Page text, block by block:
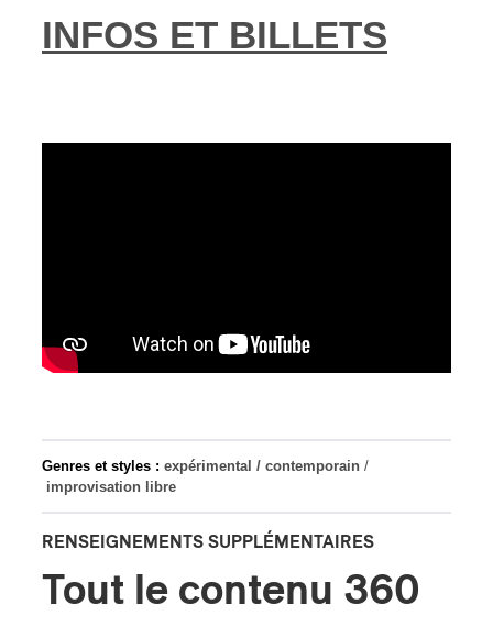
Genres et styles : expérimental / contemporain /
improvisation libre
RENSEIGNEMENTS SUPPLÉMENTAIRES
INFOS ET BILLETS
Tout le contenu 360